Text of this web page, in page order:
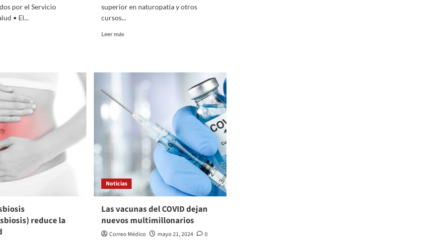
por el Servicio
• El...
superior en naturopatía y otros
cursos...
Leer másLeer
online.
Estudia
naturopatía
reduce la
Noticias
Las vacunas del COVID dejan
nuevos multimillonarios
Correo Médico mayo 21, 2024
0